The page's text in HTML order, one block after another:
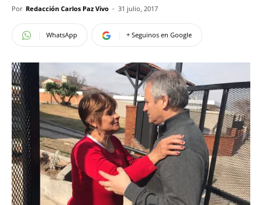
Por Redacción Carlos Paz Vivo - 31 julio, 2017
WhatsApp + Seguinos en Google